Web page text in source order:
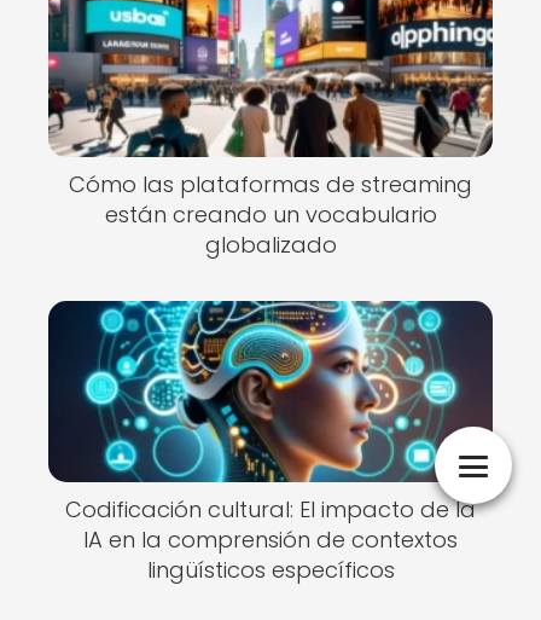
Cómo las plataformas de streaming
están creando un vocabulario
globalizado
Codificación cultural: El impacto de la
IA en la comprensión de contextos
lingüísticos específicos